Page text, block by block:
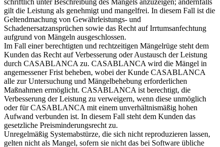
gilt die Leistung als genehmigt und mangelfrei. In diesem Fall ist die
Geltendmachung von Gewährleistungs- und
Schadenersatzansprüchen sowie das Recht auf Irrtumsanfechtung
aufgrund von Mängeln ausgeschlossen.
Im Fall einer berechtigten und rechtzeitigen Mängelrüge steht dem
Kunden das Recht auf Verbesserung oder Austausch der Leistung
durch CASABLANCA zu. CASABLANCA wird die Mängel in
angemessener Frist beheben, wobei der Kunde CASABLANCA
alle zur Untersuchung und Mängelbehebung erforderlichen
Maßnahmen ermöglicht. CASABLANCA ist berechtigt, die
Verbesserung der Leistung zu verweigern, wenn diese unmöglich
oder für CASABLANCA mit einem unverhältnismäßig hohen
Aufwand verbunden ist. In diesem Fall steht dem Kunden das
gesetzliche Preisminderungsrecht zu.
Unregelmäßig Systemabstürze, die sich nicht reproduzieren lassen,
gelten nicht als Mangel, sofern sie nicht das bei Software übliche